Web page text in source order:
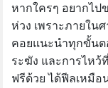
หากใครๆ อยากไป
ห่วง เพราะภายใน
คอยแนะนำทุกขั้นต
ระฆัง และการไห
ฟรีด้วย ได้ฟีลเหมือ